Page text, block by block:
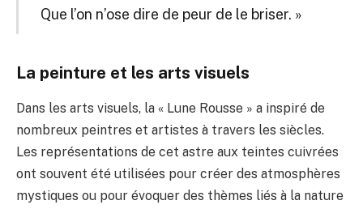
Que l’on n’ose dire de peur de le briser. »
La peinture et les arts visuels
Dans les arts visuels, la « Lune Rousse » a inspiré de
nombreux peintres et artistes à travers les siècles.
Les représentations de cet astre aux teintes cuivrées
ont souvent été utilisées pour créer des atmosphères
mystiques ou pour évoquer des thèmes liés à la nature